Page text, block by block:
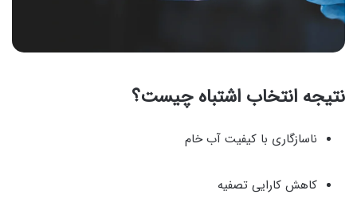
نتیجه انتخاب اشتباه چیست؟
ناسازگاری با کیفیت آب خام
کاهش کارایی تصفیه